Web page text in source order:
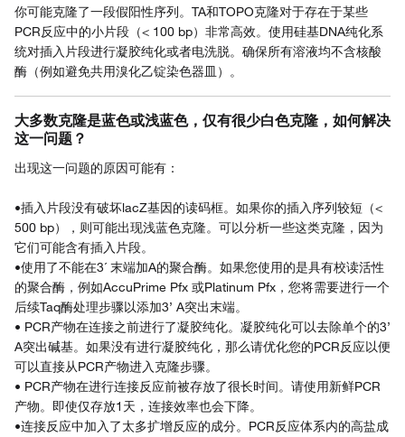
你可能克隆了一段假阳性序列。TA和TOPO克隆对于存在于某些
PCR反应中的小片段（< 100 bp）非常高效。使用硅基DNA纯化系
统对插入片段进行凝胶纯化或者电洗脱。确保所有溶液均不含核酸
酶（例如避免共用溴化乙锭染色器皿）。
大多数克隆是蓝色或浅蓝色，仅有很少白色克隆，如何解决
这一问题？
出现这一问题的原因可能有：
•插入片段没有破坏lacZ基因的读码框。如果你的插入序列较短（<
500 bp），则可能出现浅蓝色克隆。可以分析一些这类克隆，因为
它们可能含有插入片段。
•使用了不能在3´ 末端加A的聚合酶。如果您使用的是具有校读活性
的聚合酶，例如AccuPrime Pfx 或Platinum Pfx，您将需要进行一个
后续Taq酶处理步骤以添加3’ A突出末端。
• PCR产物在连接之前进行了凝胶纯化。凝胶纯化可以去除单个的3’
A突出碱基。如果没有进行凝胶纯化，那么请优化您的PCR反应以便
可以直接从PCR产物进入克隆步骤。
• PCR产物在进行连接反应前被存放了很长时间。请使用新鲜PCR
产物。即使仅存放1天，连接效率也会下降。
•连接反应中加入了太多扩增反应的成分。PCR反应体系内的高盐成